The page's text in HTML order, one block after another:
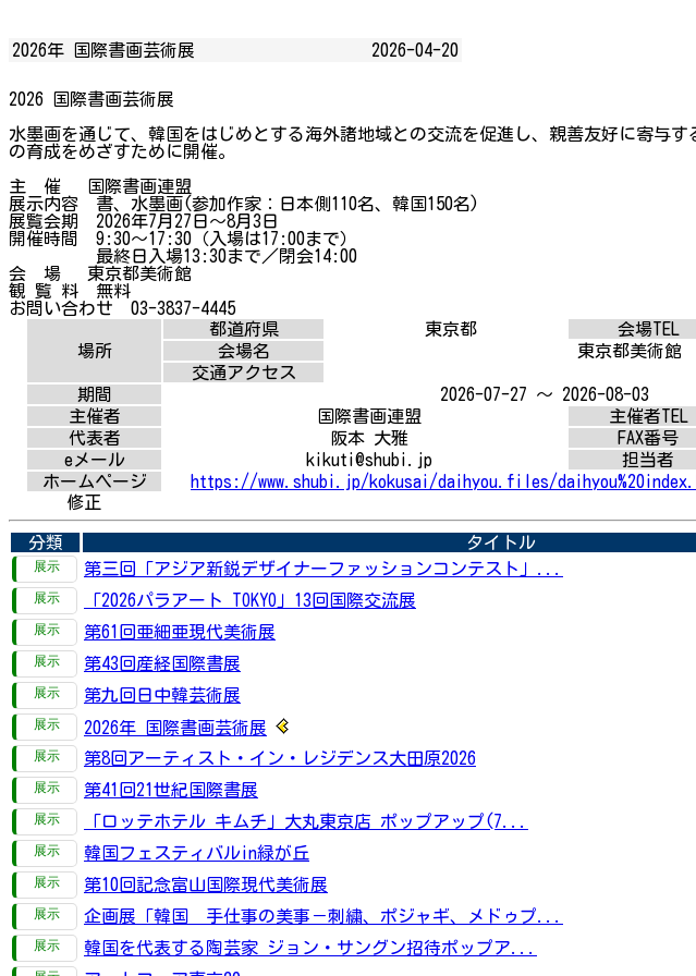
2026年 国際書画芸術展 2026-04-20
2026 国際書画芸術展
水墨画を通じて、韓国をはじめとする海外諸地域との交流を促進し、親善友好に寄与
の育成をめざすために開催。
主 催 国際書画連盟
展示内容 書、水墨画(参加作家：日本側110名、韓国150名)
展覧会期 2026年7月27日～8月3日
開催時間 9:30～17:30（入場は17:00まで）
最終日入場13:30まで／閉会14:00
会 場 東京都美術館
観 覧 料 無料
お問い合わせ 03-3837-4445
場所
都道府県 東京都
会場TEL
会場名
東京都美術館
交通アクセス
期間
2026-07-27 ～ 2026-08-03
主催者
国際書画連盟 主催者TEL
代表者
阪本 大雅
FAX番号
eメール
kikuti@shubi.jp 担当者
ホームページ
https://www.shubi.jp/kokusai/daihyou.files/
修正
分類 タイトル
第三回「アジア新鋭デザイナーファッションコンテスト」...
「2026パラアート TOKYO」13回国際交流展
第61回亜細亜現代美術展
第43回産経国際書展
第九回日中韓芸術展
2026年 国際書画芸術展
第8回アーティスト・イン・レジデンス大田原2026
第41回21世紀国際書展
「ロッテホテル キムチ」大丸東京店 ポップアップ(7...
韓国フェスティバルin緑が丘
第10回記念富山国際現代美術展
企画展「韓国 手仕事の美事－刺繍、ポジャギ、メドゥプ...
韓国を代表する陶芸家 ジョン・サングン招待ポップア...